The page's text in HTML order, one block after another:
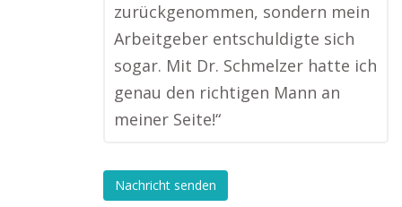
zurückgenommen, sondern mein
Arbeitgeber entschuldigte sich
sogar. Mit Dr. Schmelzer hatte ich
genau den richtigen Mann an
meiner Seite!“
Nachricht senden